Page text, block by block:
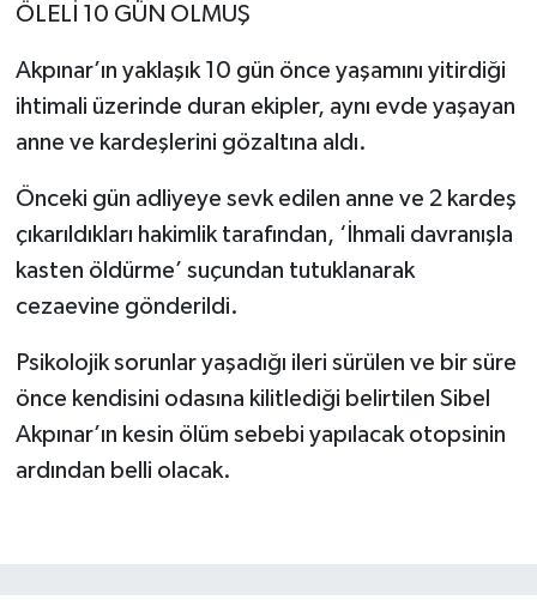
ÖLELİ 10 GÜN OLMUŞ
Akpınar’ın yaklaşık 10 gün önce yaşamını yitirdiği
ihtimali üzerinde duran ekipler, aynı evde yaşayan
anne ve kardeşlerini gözaltına aldı.
Önceki gün adliyeye sevk edilen anne ve 2 kardeş
çıkarıldıkları hakimlik tarafından, ‘İhmali davranışla
kasten öldürme’ suçundan tutuklanarak
cezaevine gönderildi.
Psikolojik sorunlar yaşadığı ileri sürülen ve bir süre
önce kendisini odasına kilitlediği belirtilen Sibel
Akpınar’ın kesin ölüm sebebi yapılacak otopsinin
ardından belli olacak.